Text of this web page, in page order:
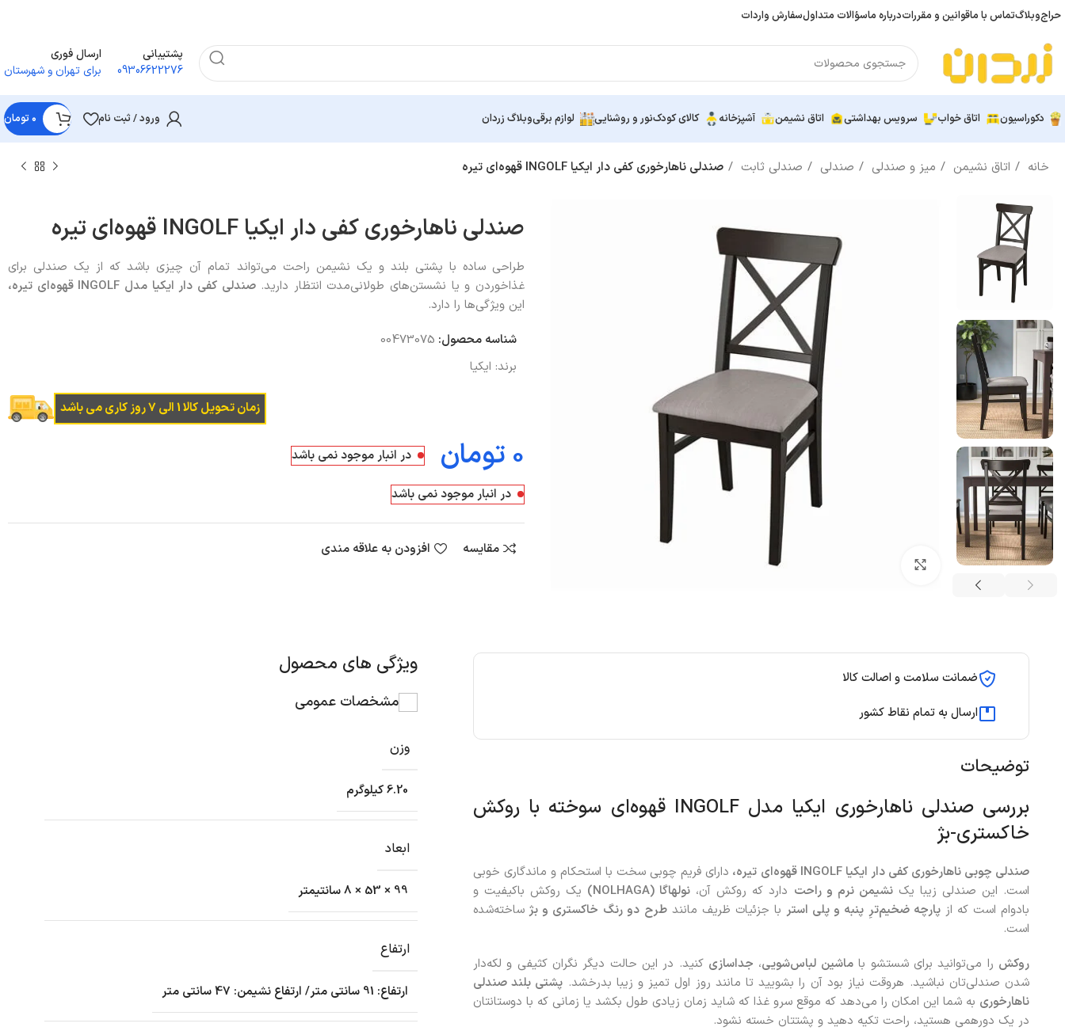
حراجوبلاگتماس با ماقوانین و مقرراتدرباره ماسؤالات متداولسفارش واردات
پشتیبانی
09306622276
ارسال فوری
برای تهران و شهرستان
دکوراسیون اتاق خواب سرویس بهداشتی اتاق نشیمن آشپزخانه کالای کودکنور و روشنایی لوازم برقیوبلاگ زردان ورود / ثبت نام ۰تومان
خانه اتاق نشیمن میز و صندلی صندلی صندلی ثابت صندلی ناهارخوری کفی دار ایکیا INGOLF قهوه‌ای تیره
صندلی ناهارخوری کفی دار ایکیا INGOLF قهوه‌ای تیره
طراحی ساده با پشتی بلند و یک نشیمن راحت می‌تواند تمام آن چیزی باشد که از یک صندلی برای
غذاخوردن و یا نشستن‌های طولانی‌مدت انتظار دارید.صندلی کفی دار ایکیا مدل INGOLF قهوه‌ای تیره،
این ویژگی‌ها را دارد.
شناسه محصول: 00473075
برند: ایکیا
زمان تحویل کالا 1 الی 7 روز کاری می باشد
تومان در انبار موجود نمی باشد
در انبار موجود نمی باشد
مقایسه افزودن به علاقه مندی
ضمانت سلامت و اصالت کالا
ارسال به تمام نقاط کشور
توضیحات
بررسی صندلی ناهارخوری ایکیا مدل INGOLF قهوه‌ای سوخته با روکش
خاکستری-بژ
صندلی چوبی ناهارخوری کفی دار ایکیا INGOLF قهوه‌ای تیره،
دارای فریم چوبی سخت با استحکام و ماندگاری خوبی
است. این صندلی زیبا یکنشیمن نرم و راحت دارد که روکش آن، نولهاگا (NOLHAGA)
یک روکش باکیفیت و
بادوام است که ازپارچه ضخیم‌ترِ پنبه و پلی استربا جزئیات ظریف مانندطرح دو رنگ خاکستری و بژساخته‌شده
است.
روکش را می‌توانید برای شستشو باماشین لباس‌شویی، جداسازی کنید. در این حالت دیگر نگران کثیفی و لکه‌دار
شدن صندلی‌تان نباشید. هروقت نیاز بود آن را بشویید تا مانند روز اول تمیز و زیبا بدرخشد. پشتی بلند صندلی
ناهارخوری به شما این امکان را می‌دهد که موقع سرو غذا که شاید زمان زیادی طول بکشد یا زمانی که با دوستانتان
در یک دورهمی هستید، راحت تکیه دهید و پشتتان خسته نشود.
ویژگی های محصول
مشخصات عمومی
وزن
6.20 کیلوگرم
ابعاد
99 × 53 × 8 سانتیمتر
ارتفاع
ارتفاع: 91 سانتی متر/ ارتفاع نشیمن: 47 سانتی متر